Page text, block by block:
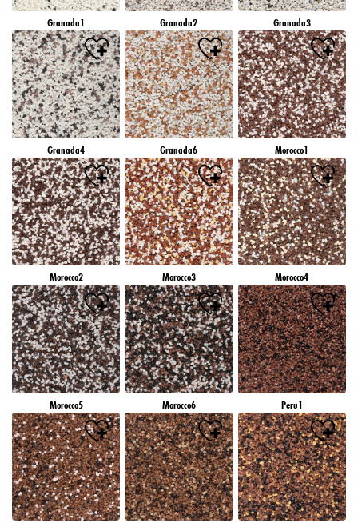
Granada1 Granada2 Granada3
Granada4 Granada6 Morocco1
Morocco2 Morocco3 Morocco4
Morocco5 Morocco6 Peru1